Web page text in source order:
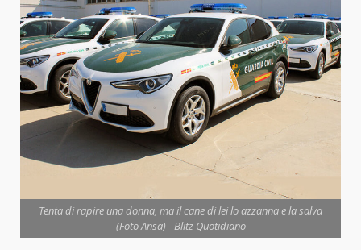
Tenta di rapire una donna, ma il cane di lei lo azzanna e la salva
(Foto Ansa) - Blitz Quotidiano